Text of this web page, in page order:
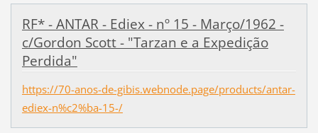
RF* - ANTAR - Ediex - nº 15 - Março/1962 -
c/Gordon Scott - "Tarzan e a Expedição
Perdida"
https://70-anos-de-gibis.webnode.page/products/antar-
ediex-n%c2%ba-15-/